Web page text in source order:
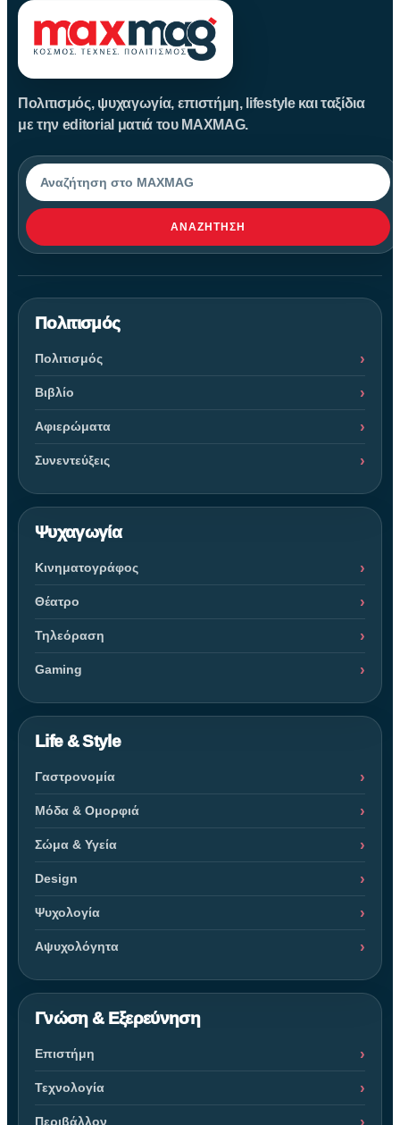
Πολιτισμός, ψυχαγωγία, επιστήμη, lifestyle και ταξίδια
με την editorial ματιά του MAXMAG.
Αναζήτηση
ΑΝΑΖΉΤΗΣΗ
Πολιτισμός
Πολιτισμός
Βιβλίο
Αφιερώματα
Συνεντεύξεις
Ψυχαγωγία
Κινηματογράφος
Θέατρο
Τηλεόραση
Gaming
Life & Style
Γαστρονομία
Μόδα & Ομορφιά
Σώμα & Υγεία
Design
Ψυχολογία
Αψυχολόγητα
Γνώση & Εξερεύνηση
Επιστήμη
Τεχνολογία
Περιβάλλον